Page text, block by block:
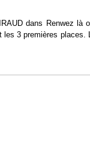
dans Renwez là
3 premières places.